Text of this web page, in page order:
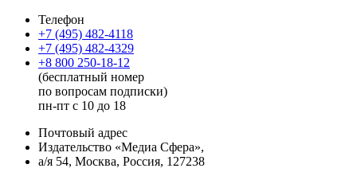
Телефон
+7 (495) 482-4118
+7 (495) 482-4329
+8 800 250-18-12
(бесплатный номер
по вопросам подписки)
пн-пт с 10 до 18
Почтовый адрес
Издательство «Медиа Сфера»,
а/я 54, Москва, Россия, 127238